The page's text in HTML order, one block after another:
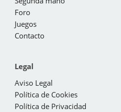
Foro
Juegos
Contacto
Legal
Aviso Legal
Política de Cookies
Política de Privacidad